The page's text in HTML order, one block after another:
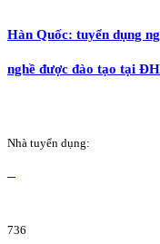
Hàn Quốc: tuyển dụng
nghề được đào tạo tại
Nhà tuyển dụng:
736